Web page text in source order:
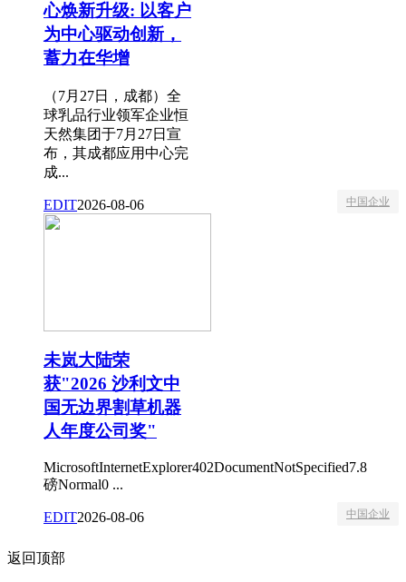
心焕新升级: 以客户
为中心驱动创新，
蓄力在华增
（7月27日，成都）全
球乳品行业领军企业恒
天然集团于7月27日宣
布，其成都应用中心完
成...
EDIT2026-08-06 中国企业
未岚大陆荣
获"2026 沙利文中
国无边界割草机器
人年度公司奖"
MicrosoftInternetExplorer402DocumentNotSpecified7.8
磅Normal0 ...
EDIT2026-08-06 中国企业
返回顶部